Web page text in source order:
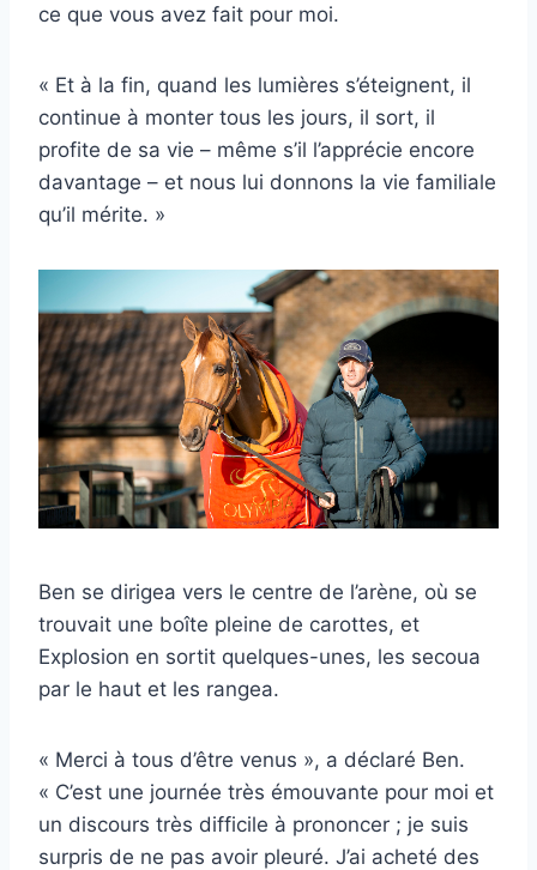
ce que vous avez fait pour moi.
« Et à la fin, quand les lumières s’éteignent, il
continue à monter tous les jours, il sort, il
profite de sa vie – même s’il l’apprécie encore
davantage – et nous lui donnons la vie familiale
qu’il mérite. »
Ben se dirigea vers le centre de l’arène, où se
trouvait une boîte pleine de carottes, et
Explosion en sortit quelques-unes, les secoua
par le haut et les rangea.
« Merci à tous d’être venus », a déclaré Ben.
« C’est une journée très émouvante pour moi et
un discours très difficile à prononcer ; je suis
surpris de ne pas avoir pleuré. J’ai acheté des